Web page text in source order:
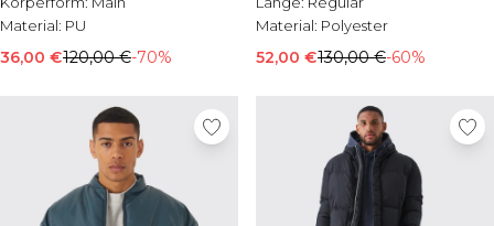
Material: PU
36,00 €120,00 €-70%
Material: Polyester
52,00 €130,00 €-60%